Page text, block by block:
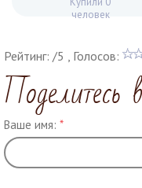
человек
Рейтинг: /5 , Голосов:
Поделитесь
Ваше имя: *